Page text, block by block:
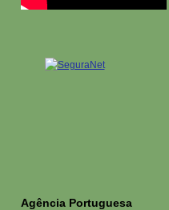
Agência Portuguesa